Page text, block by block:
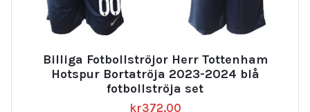
Billiga Fotbollströjor Herr Tottenham
Hotspur Bortatröja 2023-2024 blå
fotbollströja set
kr372.00